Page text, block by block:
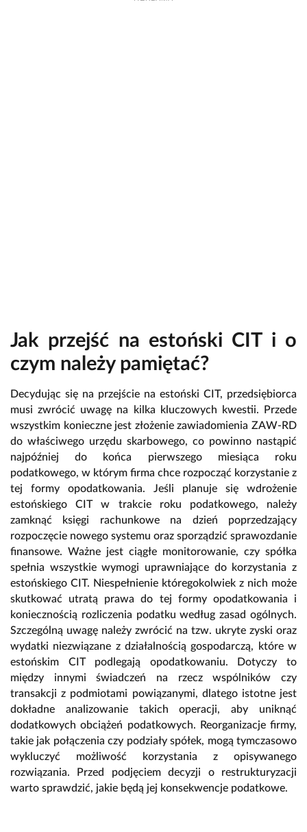
Jak przejść na estoński CIT i o
czym należy pamiętać?
Decydując się na przejście na estoński CIT, przedsiębiorca
musi zwrócić uwagę na kilka kluczowych kwestii. Przede
wszystkim konieczne jest złożenie zawiadomienia ZAW-RD
do właściwego urzędu skarbowego, co powinno nastąpić
najpóźniej do końca pierwszego miesiąca roku
podatkowego, w którym firma chce rozpocząć korzystanie z
tej formy opodatkowania. Jeśli planuje się wdrożenie
estońskiego CIT w trakcie roku podatkowego, należy
zamknąć księgi rachunkowe na dzień poprzedzający
rozpoczęcie nowego systemu oraz sporządzić sprawozdanie
finansowe. Ważne jest ciągłe monitorowanie, czy spółka
spełnia wszystkie wymogi uprawniające do korzystania z
estońskiego CIT. Niespełnienie któregokolwiek z nich może
skutkować utratą prawa do tej formy opodatkowania i
koniecznością rozliczenia podatku według zasad ogólnych.
Szczególną uwagę należy zwrócić na tzw. ukryte zyski oraz
wydatki niezwiązane z działalnością gospodarczą, które w
estońskim CIT podlegają opodatkowaniu. Dotyczy to
między innymi świadczeń na rzecz wspólników czy
transakcji z podmiotami powiązanymi, dlatego istotne jest
dokładne analizowanie takich operacji, aby uniknąć
dodatkowych obciążeń podatkowych. Reorganizacje firmy,
takie jak połączenia czy podziały spółek, mogą tymczasowo
wykluczyć możliwość korzystania z opisywanego
rozwiązania. Przed podjęciem decyzji o restrukturyzacji
warto sprawdzić, jakie będą jej konsekwencje podatkowe.